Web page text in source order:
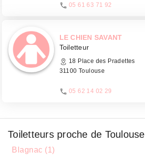
05 61 63 71 92
LE CHIEN SAVANT
Toiletteur
18 Place des Pradettes
31100 Toulouse
05 62 14 02 29
Toiletteurs proche de Toulouse
Blagnac (1)